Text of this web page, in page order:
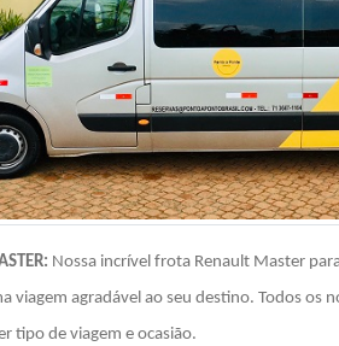
Nossa incrível frota Renault Master
viagem agradável ao seu destino. Todos os
tipo de viagem e ocasião.